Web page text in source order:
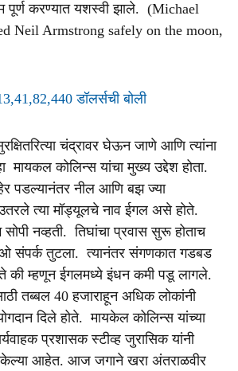
पूर्ण करण्यात यशस्वी झाले. (Michael
Neil Armstrong safely on the moon,
डॉलर्सची बोली
चंद्रावर घेऊन जाणे आणि त्यांना
मायकल कोलिन्स यांचा मुख्य उद्देश होता.
पडल्यानंतर नील आणि बझ ज्या
त्या मॉड्यूलचे नाव ईगल असे होते.
सोपी नव्हती. तिघांचा प्रवास सुरू होताच
संपर्क तुटला. त्यानंतर संगणकात गडबड
की म्हणून ईगलमध्ये इंधन कमी पडू लागले.
तब्बल 40 हजाराहून अधिक लोकांनी
दिले होते. मायकेल कोलिन्स यांच्या
प्रशासक स्टीव्ह जुरासिक यांनी
केल्या आहेत. आज जगाने खरा अंतराळवीर